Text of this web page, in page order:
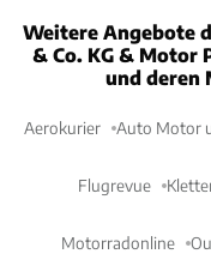
Weitere Angebote
& Co. KG & Motor
und deren
Aerokurier Auto Motor
Flugrevue
Motorradonline